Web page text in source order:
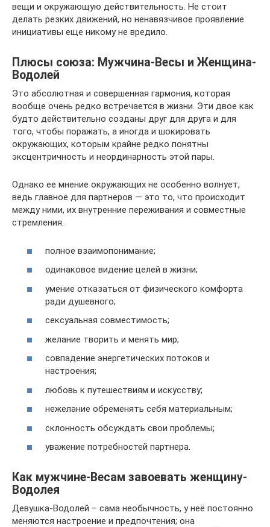
вещи и окружающую действительность. Не стоит
делать резких движений, но ненавязчивое проявление
инициативы еще никому не вредило.
Плюcы coюзa: Mужчинa-Becы и Жeнщинa-
Водолей
Это абсолютная и совершенная гармония, которая
вообще очень редко встречается в жизни. Эти двое как
будто действительно созданы друг для друга и для
того, чтобы поражать, а иногда и шокировать
окружающих, которым крайне редко понятны
эксцентричность и неординарность этой пары.
Однако ее мнение окружающих не особенно волнует,
ведь главное для партнеров — это то, что происходит
между ними, их внутренние переживания и совместные
стремления.
полное взаимопонимание;
одинаковое видение целей в жизни;
умение отказаться от физического комфорта
ради душевного;
сексуальная совместимость;
желание творить и менять мир;
совпадение энергетических потоков и
настроения;
любовь к путешествиям и искусству;
нежелание обременять себя материальным;
склонность обсуждать свои проблемы;
уважение потребностей партнера.
Как мужчине-Весам завоевать женщину-
Водолея
Девушка-Водолей – сама необычность, у неё постоянно
меняются настроение и предпочтения; она